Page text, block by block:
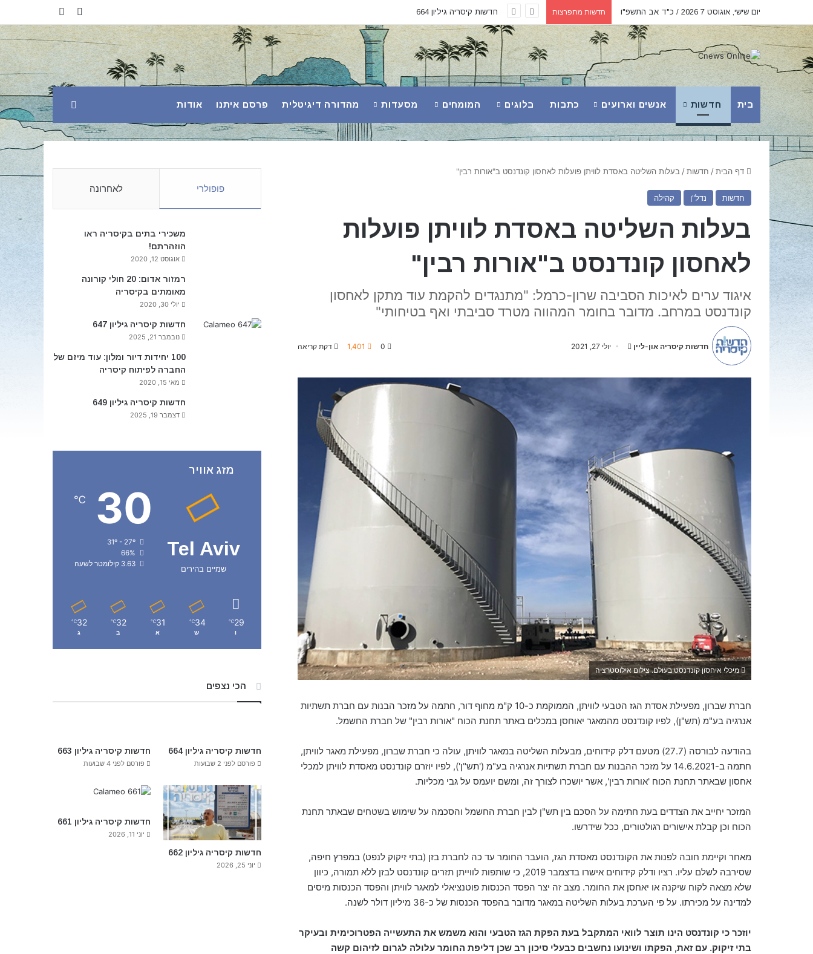
יום שישי, אוגוסט 7 2026 / כ"ד אב התשפ"ו חדשות מתפרצות חדשות קיסריה גיליון 663 Facebook
בית חדשות אנשים וארועים כתבות בלוגים המומחים מסעדות מהדורה דיגיטלית פרסם איתנו אודות
דף הבית/ חדשות/ בעלות השליטה באסדת לוויתן פועלות לאחסון קונדנסט ב"אורות רבין"
חדשות נדל"ן קהילה
בעלות השליטה באסדת לוויתן פועלות
לאחסון קונדנסט ב"אורות רבין"
איגוד ערים לאיכות הסביבה שרון-כרמל: "מתנגדים להקמת עוד מתקן לאחסון
קונדנסט במרחב. מדובר בחומר המהווה מטרד סביבתי ואף בטיחותי"
חדשות קיסריה און-ליין
d
n
m
a
l
יולי 27, 2021 0
1,401 דקת קריאה
מיכלי איחסון קונדנסט בעולם. צילום אילוסטרציה
חברת שברון, מפעילת אסדת הגז הטבעי לוויתן, הממוקמת כ-10 ק"מ מחוף דור, חתמה על מזכר הבנות עם חברת תשתיות
אנרגיה בע"מ (תש"ן), לפיו קונדנסט מהמאגר יאוחסן במכלים באתר תחנת הכוח "אורות רבין" של חברת החשמל.
בהודעה לבורסה (27.7)
מטעם דלק קידוחים, מבעלות השליטה במאגר לוויתן, עולה כי חברת שברון, מפעילת מאגר לוויתן,
חתמה ב-14.6.2021 על מזכר ההבנות עם חברת תשתיות אנרגיה בע"מ ('תש"ן'), לפיו יוזרם קונדנסט מאסדת לוויתן למכלי
אחסון שבאתר תחנת הכוח 'אורות רבין', אשר יושכרו לצורך זה, ומשם יועמס על גבי מכליות.
המזכר יחייב את הצדדים בעת חתימה על הסכם בין תש"ן לבין חברת החשמל והסכמה על שימוש בשטחים שבאתר תחנת
הכוח וכן קבלת אישורים רגולטורים, ככל שידרשו.
מאחר וקיימת חובה לפנות את הקונדנסט מאסדת הגז, הועבר החומר עד כה לחברת בזן (בתי זיקוק לנפט) במפרץ חיפה,
שסירבה לשלם עליו.
רציו ודלק קידוחים אישרו בדצמבר 2019, כי שותפות לווייתן תזרים קונדנסט לבזן ללא תמורה, כיוון
שלא מצאה לקוח שיקנה או יאחסן את החומר. מצב זה יצר הפסד הכנסות פוטנציאלי למאגר לוויתן והפסד הכנסות מיסים
למדינה על מכירתו. על פי הערכת בעלות השליטה במאגר מדובר בהפסד הכנסות של כ-36 מיליון דולר לשנה .
יוזכר כי קונדנסט הינו תוצר לוואי המתקבל בעת הפקת הגז הטבעי והוא משמש את התעשייה הפטרוכימית ובעיקר
בתי זיקוק. עם זאת, הפקתו ושינועו נחשבים כבעלי סיכון רב שכן דליפת החומר עלולה לגרום לזיהום קשה
פופולרי לאחרונה
משכירי בתים בקיסריה ראו
הוזהרתם!
אוגוסט 12, 2020
רמזור אדום: 20 חולי קורונה
מאומתים בקיסריה
יולי 30, 2020
חדשות קיסריה גיליון 647
נובמבר 21, 2025
100 יחידות דיור ומלון: עוד מיזם של
החברה לפיתוח קיסריה
מאי 15, 2020
חדשות קיסריה גיליון 649
דצמבר 19, 2025
מזג אוויר
Tel Aviv
שמיים בהירים
30
℃
31º - 27º
66%
3.63 קילומטר לשעה
29
℃
ו
34
℃
ש
31
℃
א
32
℃
ב
32
℃
ג
הכי נצפים
חדשות קיסריה גיליון 664
פורסם לפני 2 שבועות
חדשות קיסריה גיליון 663
פורסם לפני 4 שבועות
חדשות קיסריה גיליון 662
יוני 25, 2026
חדשות קיסריה גיליון 661
יוני 11, 2026